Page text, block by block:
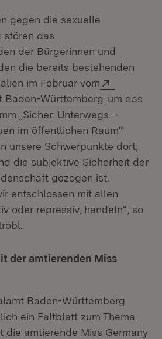
gegen die sexuelle
stören das
der Bürgerinnen und
die bereits bestehenden
im Februar vom
Baden-Württemberg (Öffnet in
um das
„Sicher. Unterwegs. –
im öffentlichen Raum“
unsere Schwerpunkte dort,
die subjektive Sicherheit der
gezogen ist.
entschlossen mit allen
oder repressiv, handeln“, so
der amtierenden Miss
Baden-Württemberg
ein Faltblatt zum Thema.
die amtierende Miss Germany